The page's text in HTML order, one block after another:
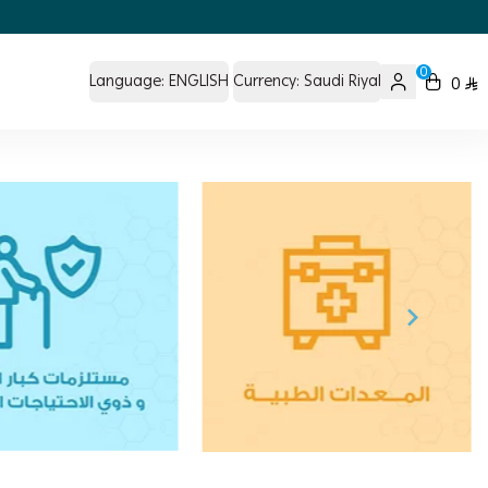
Language:ENGLISHCurrency: Saudi Riyal 0 0